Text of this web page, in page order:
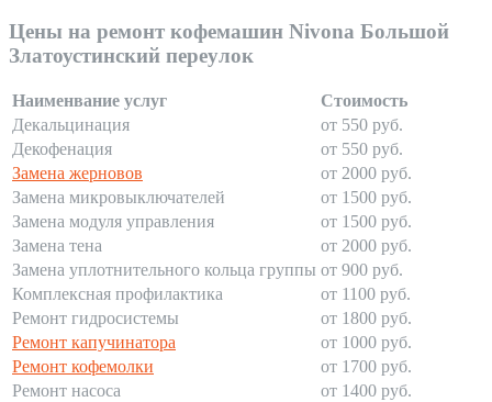
Цены на ремонт кофемашин Nivona Большой
Златоустинский переулок
Наименвание услуг
Стоимость
Декальцинация
от 550 руб.
Декофенация
от 550 руб.
Замена жерновов
от 2000 руб.
Замена микровыключателей
от 1500 руб.
Замена модуля управления
от 1500 руб.
Замена тена
от 2000 руб.
Замена уплотнительного кольца группы от 900 руб.
Комплексная профилактика
от 1100 руб.
Ремонт гидросистемы
от 1800 руб.
Ремонт капучинатора
от 1000 руб.
Ремонт кофемолки
от 1700 руб.
Ремонт насоса
от 1400 руб.